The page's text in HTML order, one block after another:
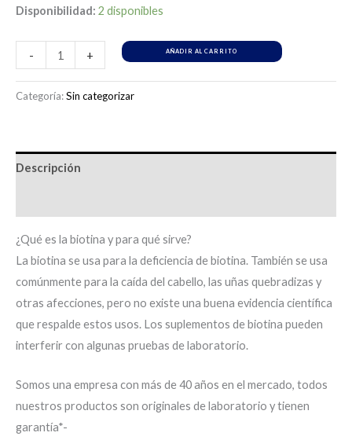
Disponibilidad: 2 disponibles
- + AÑADIR AL CARRITO
Categoría:Sin categorizar
Descripción
¿Qué es la biotina y para qué sirve?
La biotina se usa para la deficiencia de biotina. También se usa
comúnmente para la caída del cabello, las uñas quebradizas y
otras afecciones, pero no existe una buena evidencia científica
que respalde estos usos. Los suplementos de biotina pueden
interferir con algunas pruebas de laboratorio.
Somos una empresa con más de 40 años en el mercado, todos
nuestros productos son originales de laboratorio y tienen
garantía*-